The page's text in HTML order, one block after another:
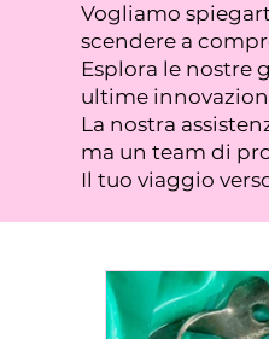
Vogliamo
scendere a
Esplora le nostre
ultime
La nostra
ma un team di
Il tuo viaggio